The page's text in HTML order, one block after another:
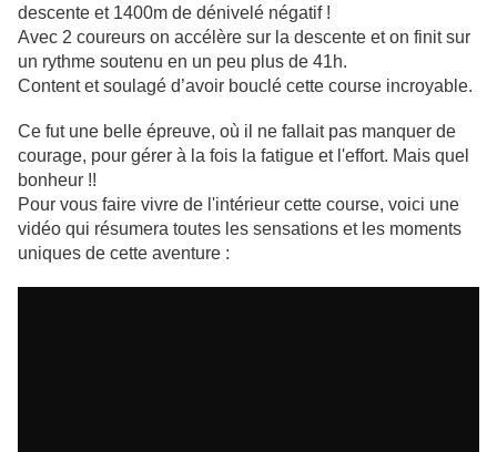
descente et 1400m de dénivelé négatif !
Avec 2 coureurs on accélère sur la descente et on finit sur
un rythme soutenu en un peu plus de 41h.
Content et soulagé d’avoir bouclé cette course incroyable.
Ce fut une belle épreuve, où il ne fallait pas manquer de
courage, pour gérer à la fois la fatigue et l'effort. Mais quel
bonheur !!
Pour vous faire vivre de l'intérieur cette course, voici une
vidéo qui résumera toutes les sensations et les moments
uniques de cette aventure :